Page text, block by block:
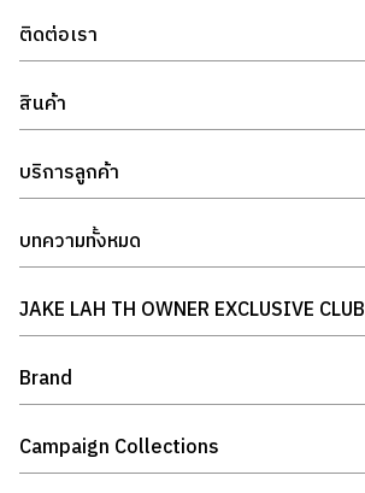
ติดต่อเรา
สินค้า
บริการลูกค้า
บทความทั้งหมด
JAKE LAH TH OWNER EXCLUSIVE CLUB
Brand
Campaign Collections